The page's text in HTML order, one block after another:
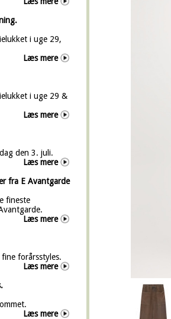
i uge 29,
Læs mere
i uge 29 &
Læs mere
den 3. juli.
Læs mere
fra E Avantgarde
fineste
Læs mere
forårsstyles.
Læs mere
Læs mere